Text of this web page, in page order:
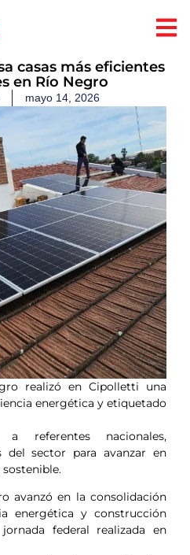
casas más eficientes
en Río Negro
mayo 14, 2026
realizó en Cipolletti una
energética y etiquetado
referentes nacionales,
del sector para avanzar en
avanzó en la consolidación
energética y construcción
federal realizada en